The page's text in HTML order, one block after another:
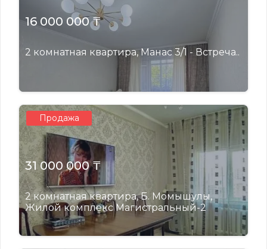
16 000 000 ₸
2 комнатная квартира, Манас 3/1 - Встреча..
Продажа
31 000 000 ₸
2 комнатная квартира, Б. Момышулы,
Жилой комплекс Магистральный-2